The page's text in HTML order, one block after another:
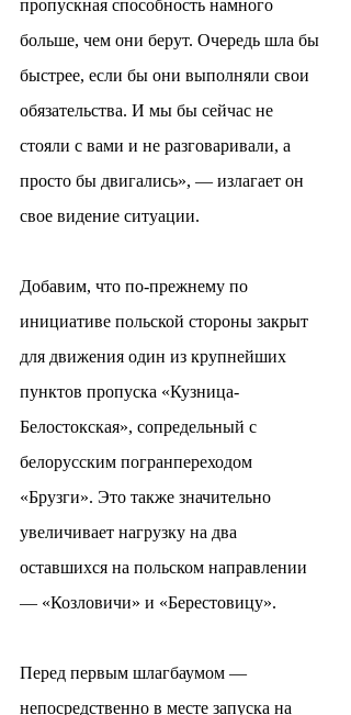
пропускная способность намного
больше, чем они берут. Очередь шла бы
быстрее, если бы они выполняли свои
обязательства. И мы бы сейчас не
стояли с вами и не разговаривали, а
просто бы двигались», — излагает он
свое видение ситуации.
Добавим, что по-прежнему по
инициативе польской стороны закрыт
для движения один из крупнейших
пунктов пропуска «Кузница-
Белостокская», сопредельный с
белорусским погранпереходом
«Брузги». Это также значительно
увеличивает нагрузку на два
оставшихся на польском направлении
— «Козловичи» и «Берестовицу».
Перед первым шлагбаумом —
непосредственно в месте запуска на